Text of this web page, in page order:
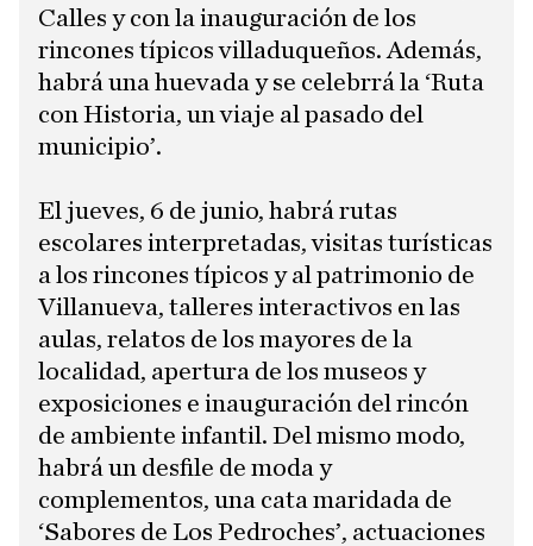
Calles y con la inauguración de los
rincones típicos villaduqueños. Además,
habrá una huevada y se celebrrá la ‘Ruta
con Historia, un viaje al pasado del
municipio’.
El jueves, 6 de junio, habrá rutas
escolares interpretadas, visitas turísticas
a los rincones típicos y al patrimonio de
Villanueva, talleres interactivos en las
aulas, relatos de los mayores de la
localidad, apertura de los museos y
exposiciones e inauguración del rincón
de ambiente infantil. Del mismo modo,
habrá un desfile de moda y
complementos, una cata maridada de
‘Sabores de Los Pedroches’, actuaciones